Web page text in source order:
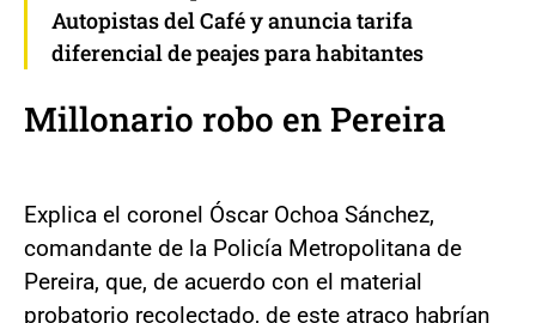
Autopistas del Café y anuncia tarifa
diferencial de peajes para habitantes
Millonario robo en Pereira
Explica el coronel Óscar Ochoa Sánchez,
comandante de la Policía Metropolitana de
Pereira, que, de acuerdo con el material
probatorio recolectado, de este atraco habrían